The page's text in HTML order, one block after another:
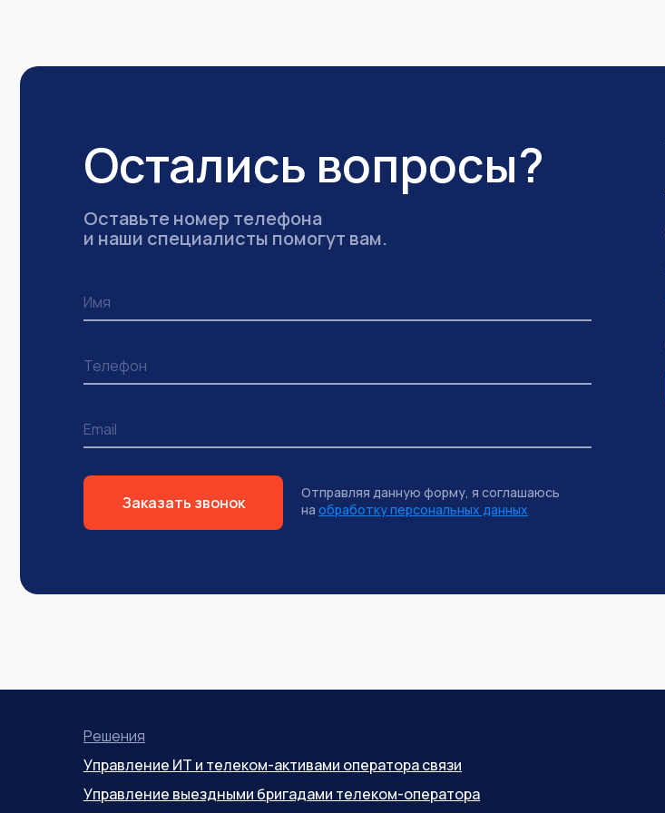
Остались вопросы?
Оставьте номер телефона
и наши специалисты помогут вам.
Заказать звонок
Отправляя данную форму, я соглашаюсь
на обработку персональных данных
Решения
Управление ИТ и телеком-активами оператора связи
Управление выездными бригадами телеком-оператора